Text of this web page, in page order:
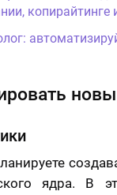
копирайтинге
ядра. В